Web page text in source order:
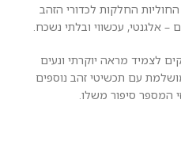
החלקות לכדורי הזהב
– אלגנטי, עכשווי ובלתי נשכח.
לצמיד מראה יוקרתי ונעים
עם תכשיטי זהב נוספים
המספר סיפור משלו.